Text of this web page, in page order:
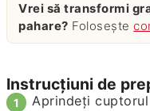
Vrei să transformi gramele în linguri, căni sau
pahare? Folosește
Instrucțiuni de
Aprindeți